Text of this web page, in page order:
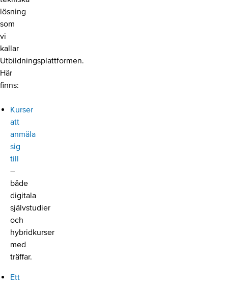
lösning
som
vi
kallar
Utbildningsplattformen.
Här
finns:
Kurser
att
anmäla
sig
till
–
både
digitala
självstudier
och
hybridkurser
med
träffar.
Ett